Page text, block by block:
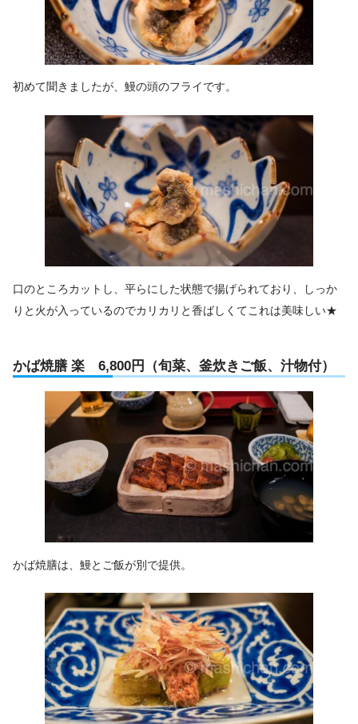
初めて聞きましたが、鰻の頭のフライです。
口のところカットし、平らにした状態で揚げられており、しっか
りと火が入っているのでカリカリと香ばしくてこれは美味しい★
かば焼膳 楽 6,800円（旬菜、釜炊きご飯、汁物付）
かば焼膳は、鰻とご飯が別で提供。